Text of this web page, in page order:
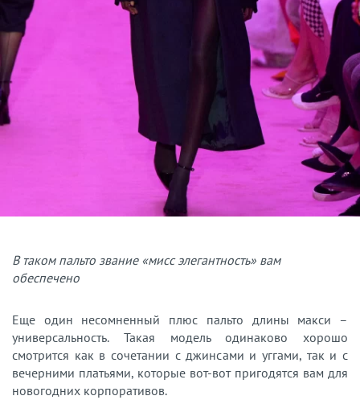
В таком пальто звание «мисс элегантность» вам
обеспечено
Еще один несомненный плюс пальто длины макси –
универсальность. Такая модель одинаково хорошо
смотрится как в сочетании с джинсами и уггами, так и с
вечерними платьями, которые вот-вот пригодятся вам для
новогодних корпоративов.